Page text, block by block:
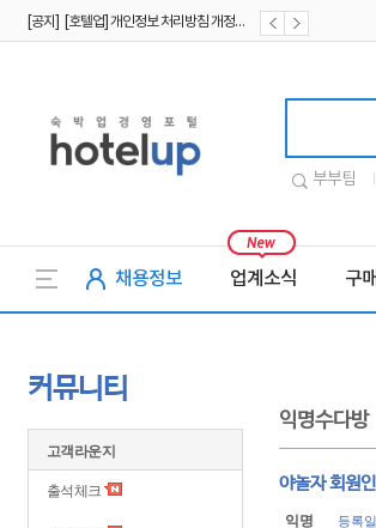
[공지] [호텔업] 개인정보 처리방침 개정본2 (19.09.02)
부부팀
채용정보 업계소식 구
커뮤니티
고객라운지
출석체크
익명수다방
야놀자 회원
익명 등록일